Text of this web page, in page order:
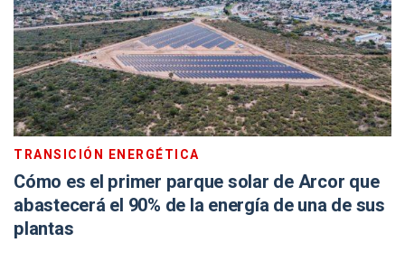
TRANSICIÓN ENERGÉTICA
Cómo es el primer parque solar de Arcor que
abastecerá el 90% de la energía de una de sus
plantas